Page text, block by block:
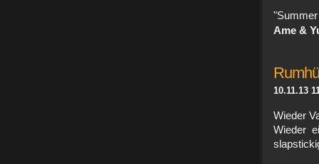
Ame &
10.11.13
Wieder
Wieder